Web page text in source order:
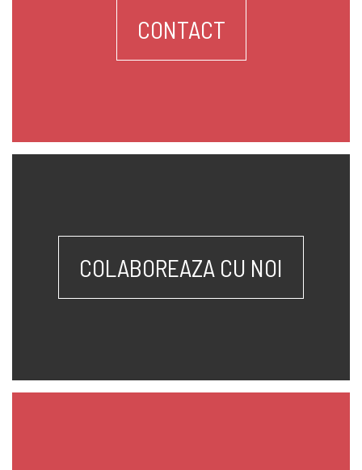
CONTACT
COLABOREAZA CU NOI